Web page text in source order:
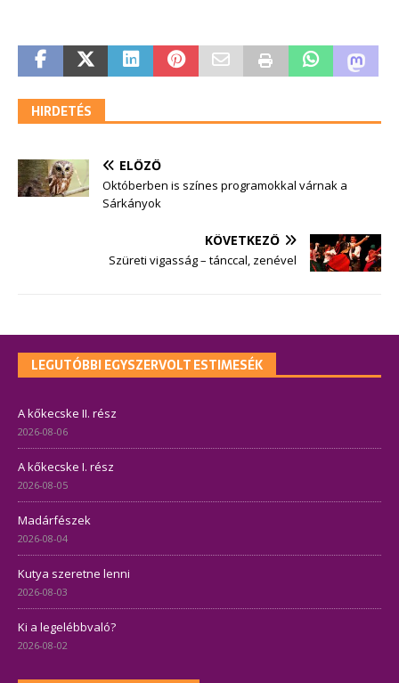
HIRDETÉS
ELŐZŐ
Októberben is színes programokkal várnak a
Sárkányok
KÖVETKEZŐ
Szüreti vigasság – tánccal, zenével
LEGUTÓBBI EGYSZERVOLT ESTIMESÉK
A kőkecske II. rész
2026-08-06
A kőkecske I. rész
2026-08-05
Madárfészek
2026-08-04
Kutya szeretne lenni
2026-08-03
Ki a legelébbvaló?
2026-08-02